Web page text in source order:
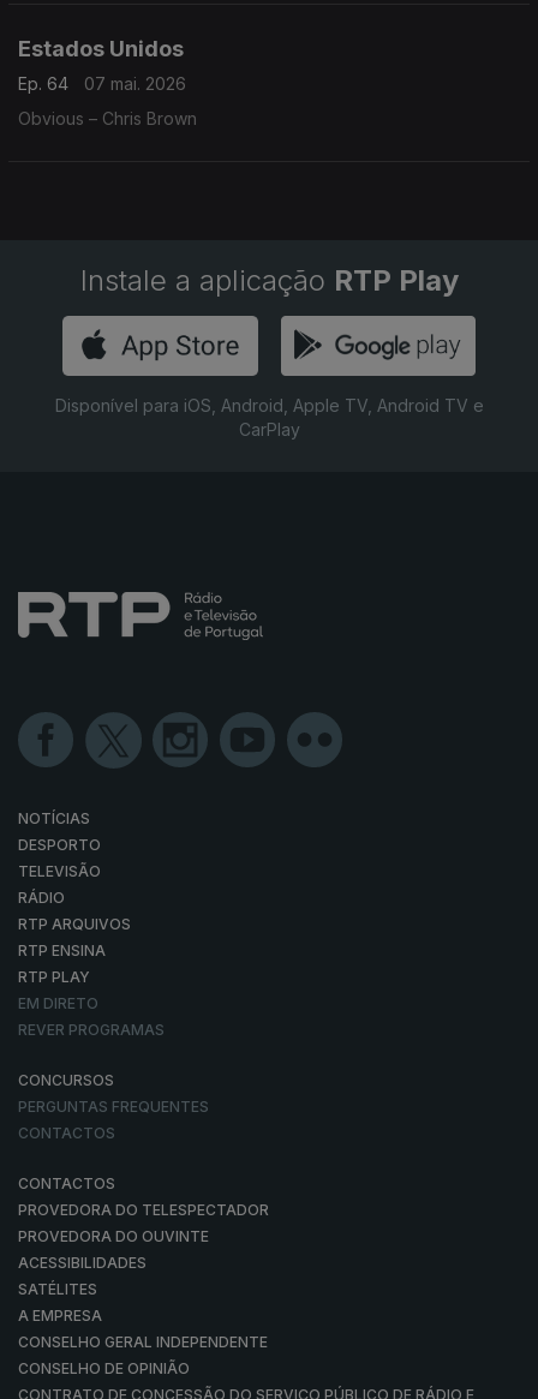
Estados Unidos
Ep. 64
07 mai. 2026
Obvious – Chris Brown
Instale a aplicação RTP Play
Disponível para iOS, Android, Apple TV, Android TV e
CarPlay
NOTÍCIAS
DESPORTO
TELEVISÃO
RÁDIO
RTP ARQUIVOS
RTP ENSINA
RTP PLAY
EM DIRETO
REVER PROGRAMAS
CONCURSOS
PERGUNTAS FREQUENTES
CONTACTOS
CONTACTOS
PROVEDORA DO TELESPECTADOR
PROVEDORA DO OUVINTE
ACESSIBILIDADES
SATÉLITES
A EMPRESA
CONSELHO GERAL INDEPENDENTE
CONSELHO DE OPINIÃO
CONTRATO DE CONCESSÃO DO SERVIÇO PÚBLICO DE RÁDIO E